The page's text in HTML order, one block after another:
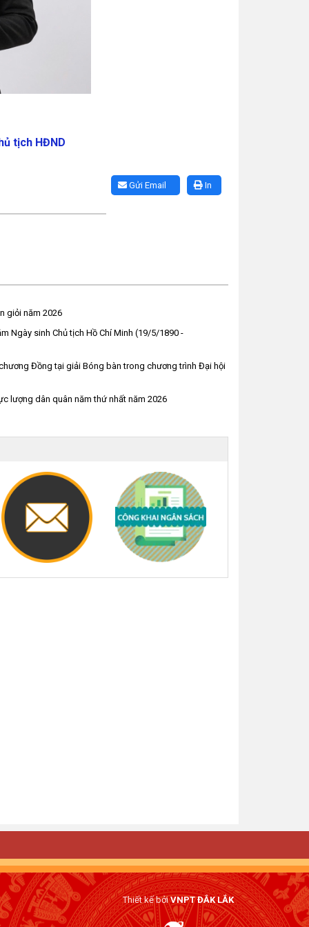
tịch HĐND
In
Gửi Email
giỏi năm 2026
Ngày sinh Chủ tịch Hồ Chí Minh (19/5/1890 -
Đồng tại giải Bóng bàn trong chương trình Đại hội
lượng dân quân năm thứ nhất năm 2026
Thiết kế bởiVNPT ĐẮK LẮK